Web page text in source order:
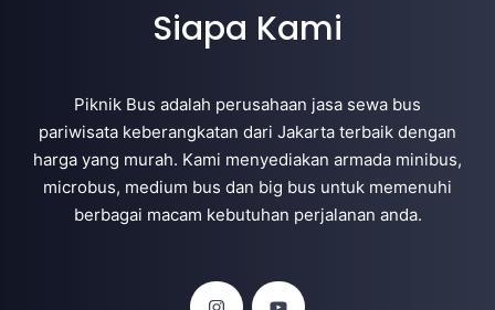
Siapa Kami
Piknik Bus adalah perusahaan jasa sewa bus
pariwisata keberangkatan dari Jakarta terbaik dengan
harga yang murah. Kami menyediakan armada minibus,
microbus, medium bus dan big bus untuk memenuhi
berbagai macam kebutuhan perjalanan anda.